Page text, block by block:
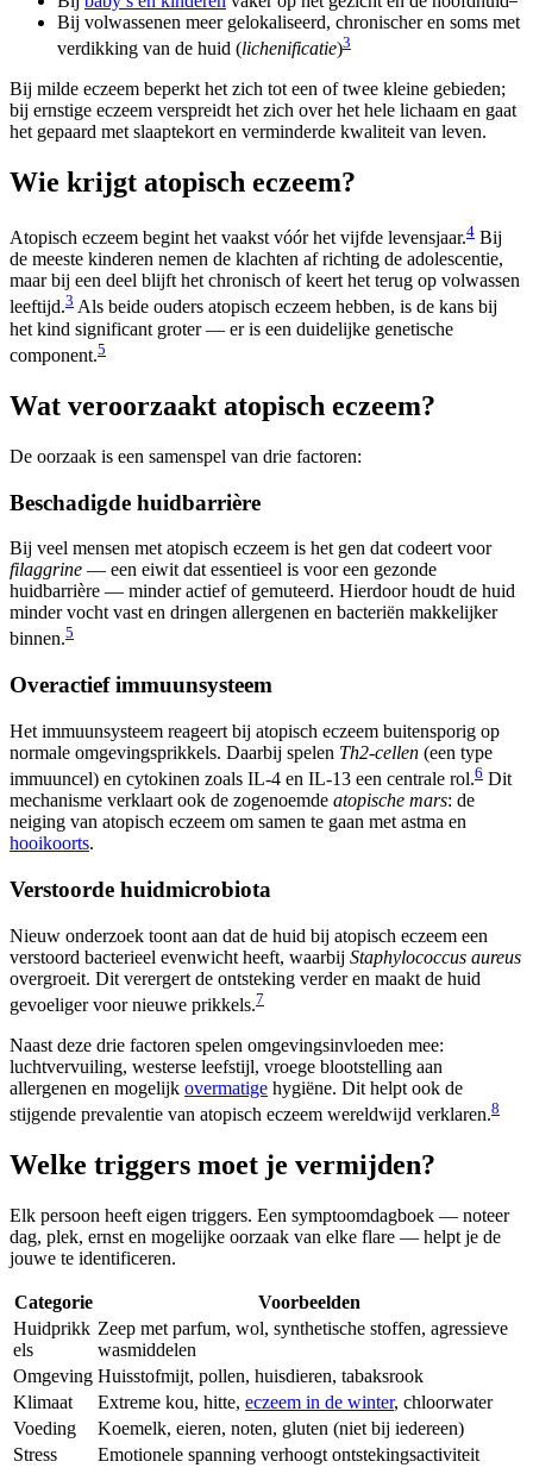
Bij volwassenen meer gelokaliseerd, chronischer en soms met
verdikking van de huid (lichenificatie)3
Bij milde eczeem beperkt het zich tot een of twee kleine gebieden;
bij ernstige eczeem verspreidt het zich over het hele lichaam en gaat
het gepaard met slaaptekort en verminderde kwaliteit van leven.
Wie krijgt atopisch eczeem?
Atopisch eczeem begint het vaakst vóór het vijfde levensjaar.4 Bij
de meeste kinderen nemen de klachten af richting de adolescentie,
maar bij een deel blijft het chronisch of keert het terug op volwassen
leeftijd.3 Als beide ouders atopisch eczeem hebben, is de kans bij
het kind significant groter — er is een duidelijke genetische
component.5
Wat veroorzaakt atopisch eczeem?
De oorzaak is een samenspel van drie factoren:
Beschadigde huidbarrière
Bij veel mensen met atopisch eczeem is het gen dat codeert voor
filaggrine — een eiwit dat essentieel is voor een gezonde
huidbarrière — minder actief of gemuteerd. Hierdoor houdt de huid
minder vocht vast en dringen allergenen en bacteriën makkelijker
binnen.5
Overactief immuunsysteem
Het immuunsysteem reageert bij atopisch eczeem buitensporig op
normale omgevingsprikkels. Daarbij spelen Th2-cellen (een type
immuuncel) en cytokinen zoals IL-4 en IL-13 een centrale rol.6 Dit
mechanisme verklaart ook de zogenoemde atopische mars: de
neiging van atopisch eczeem om samen te gaan met astma en
hooikoorts.
Verstoorde huidmicrobiota
Nieuw onderzoek toont aan dat de huid bij atopisch eczeem een
verstoord bacterieel evenwicht heeft, waarbij Staphylococcus aureus
overgroeit. Dit verergert de ontsteking verder en maakt de huid
gevoeliger voor nieuwe prikkels.7
Naast deze drie factoren spelen omgevingsinvloeden mee:
luchtvervuiling, westerse leefstijl, vroege blootstelling aan
allergenen en mogelijk overmatige hygiëne. Dit helpt ook de
stijgende prevalentie van atopisch eczeem wereldwijd verklaren.8
Welke triggers moet je vermijden?
Elk persoon heeft eigen triggers. Een symptoomdagboek — noteer
dag, plek, ernst en mogelijke oorzaak van elke flare — helpt je de
jouwe te identificeren.
Categorie
Voorbeelden
Huidprikk
els
Zeep met parfum, wol, synthetische stoffen, agressieve
wasmiddelen
Omgeving Huisstofmijt, pollen, huisdieren, tabaksrook
Klimaat
Extreme kou, hitte, eczeem in de winter, chloorwater
Voeding
Koemelk, eieren, noten, gluten (niet bij iedereen)
Stress
Emotionele spanning verhoogt ontstekingsactiviteit